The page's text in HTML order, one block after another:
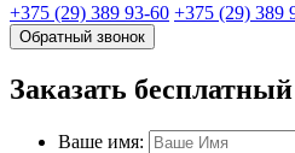
+375 (29) 389 93-60 +375 (29) 389
Обратный звонок
Заказать
Ваше имя: